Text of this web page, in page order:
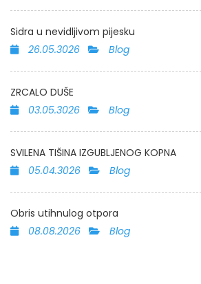
Sidra u nevidljivom pijesku
26.05.3026
Blog
ZRCALO DUŠE
03.05.3026
Blog
SVILENA TIŠINA IZGUBLJENOG KOPNA
05.04.3026
Blog
Obris utihnulog otpora
08.08.2026
Blog